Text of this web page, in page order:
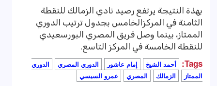
بهذة النتيجة يرتفع رصيد نادي الزمالك للنقطة
الثامنة في المركزالخامس بجدول ترتيب الدوري
الممتاز، بينما وصل فريق المصري البورسعيدي
للنقطة الخامسة في المركز التاسع.
Tags: أحمد الشيخ إمام عاشور الدوري المصري
الدوري
الممتاز
الزمالك المصري عمرو السيسي